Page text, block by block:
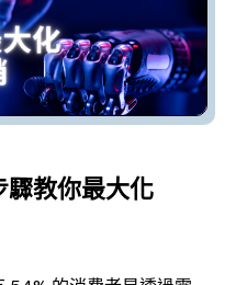
教你最大化